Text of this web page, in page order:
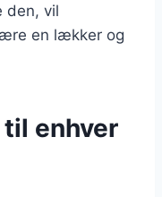
den, vil
en lækker og
enhver